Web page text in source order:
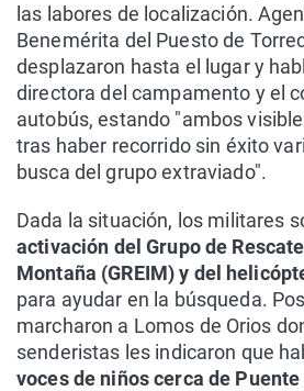
las labores de localización.
Benemérita del Puesto de
desplazaron hasta el lugar y
directora del campamento y el
autobús, estando "ambos
tras haber recorrido sin éxito
busca del grupo extraviado".
Dada la situación, los militares
activación del Grupo de
Montaña (GREIM) y del
para ayudar en la búsqueda.
marcharon a Lomos de Orios
senderistas les indicaron que
voces de niños cerca de Puente